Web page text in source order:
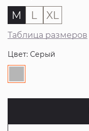
M L XL
Таблица размеров
Цвет: Серый